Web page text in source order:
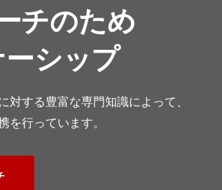
チのため
シップ
する豊富な専門知識によって、
を行っています。